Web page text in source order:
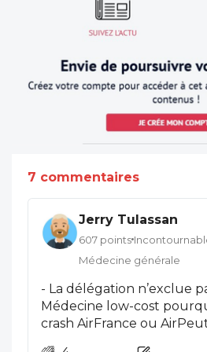
7 commentaires
Jerry Tulassan
607 points
Médecine générale
- La délégation n’exclue
Médecine low-cost
crash AirFrance ou